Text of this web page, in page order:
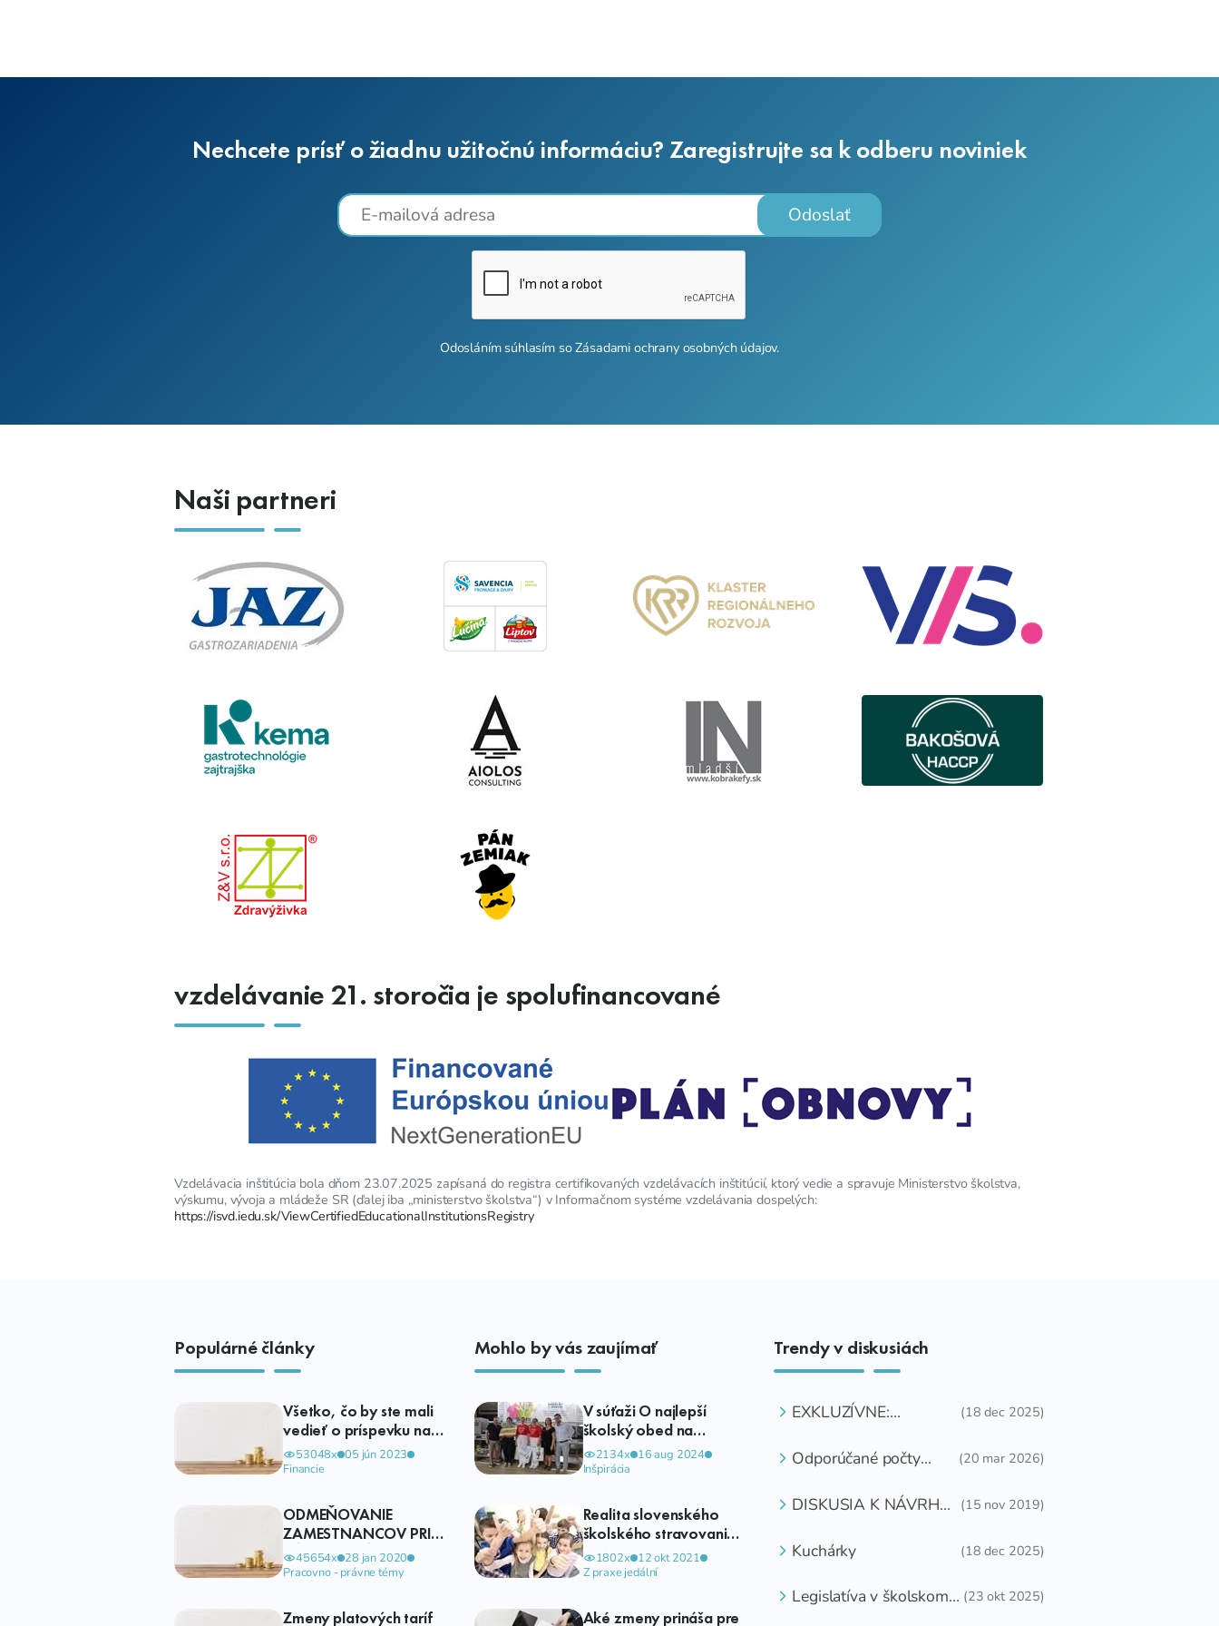
Nechcete prísť o žiadnu užitočnú informáciu? Zaregistrujte sa k odberu noviniek
Odoslať
Odosláním súhlasím soZásadami ochrany osobných údajov.
Naši partneri
vzdelávanie 21. storočia je spolufinancované
Vzdelávacia inštitúcia bola dňom 23.07.2025 zapísaná do registra certifikovaných vzdelávacích inštitúcií, ktorý vedie a spravuje Ministerstvo školstva,
výskumu, vývoja a mládeže SR (ďalej iba „ministerstvo školstva“) v Informačnom systéme vzdelávania dospelých:
https://isvd.iedu.sk/ViewCertifiedEducationalInstitutionsRegistry
Populárné články
Všetko, čo by ste mali
vedieť o príspevku na
stravovanie v 8 bodoch
53048x 05 jún 2023
Financie
ODMEŇOVANIE
ZAMESTNANCOV PRI
VÝKONE PRÁCE VO
VEREJNOM ZÁUJME
45654x 28 jan 2020
Pracovno - právne témy
Zmeny platových taríf
Mohlo by vás zaujímať
V súťaži O najlepší
školský obed na
Slovensku zvíťazila s
ragú z daniela Spojená
základná škola s
materskou školou,
Praktická škola Trnava
2134x 16 aug 2024
Inšpirácia
Realita slovenského
školského stravovania.
Ukážme pravdu!
1802x 12 okt 2021
Z praxe jedální
Aké zmeny prináša pre
Trendy v diskusiách
EXKLUZÍVNE:
OTÁZKU
(18 dec 2025)
Odporúčané počty
(20 mar 2026)
DISKUSIA K NÁVRHU
ZDARMA
(15 nov 2019)
Kuchárky (18 dec 2025)
Legislatíva v školskom
(23 okt 2025)